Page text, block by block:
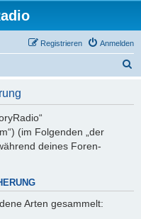
Anmelden
Registrieren
(im Folgenden „der
deines Foren-
Arten gesammelt: